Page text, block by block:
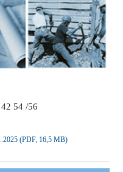
54 /56
(PDF, 16,5 MB)